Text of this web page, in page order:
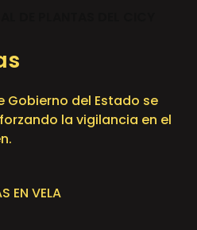
Gobierno del Estado se
la vigilancia en el
EN VELA